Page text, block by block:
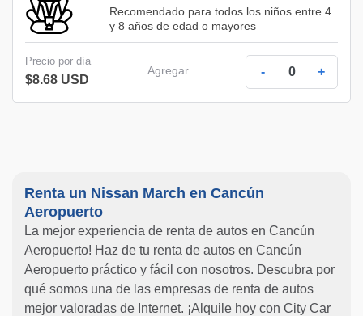
Recomendado para todos los niños entre 4
y 8 años de edad o mayores
Precio por día
$8.68 USD
Agregar - +
Renta un Nissan March en Cancún
Aeropuerto
La mejor experiencia de renta de autos en Cancún
Aeropuerto! Haz de tu renta de autos en Cancún
Aeropuerto práctico y fácil con nosotros. Descubra por
qué somos una de las empresas de renta de autos
mejor valoradas de Internet. ¡Alquile hoy con City Car